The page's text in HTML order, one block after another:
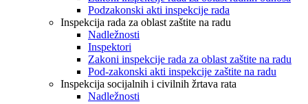
Podzakonski akti inspekcije rada
Inspekcija rada za oblast zaštite na radu
Nadležnosti
Inspektori
Zakoni inspekcije rada za oblast zaštite na radu
Pod-zakonski akti inspekcije zaštite na radu
Inspekcija socijalnih i civilnih žrtava rata
Nadležnosti